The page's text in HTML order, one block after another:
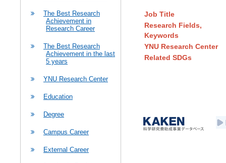
The Best Research
Achievement in
Research Career
The Best Research
Achievement in the last
5 years
YNU Research Center
Education
Degree
Campus Career
External Career
Job Title
Research Fields,
Keywords
YNU Research Center
Related SDGs